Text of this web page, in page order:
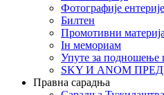
Фотографије
Билтен
Промотивни
Iн мемориам
Упуте за
SKY И ANOM
Правна сарадња